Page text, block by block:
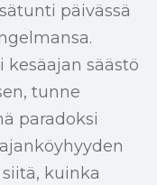
päivässä
säästö
tunne
paradoksi
kuinka